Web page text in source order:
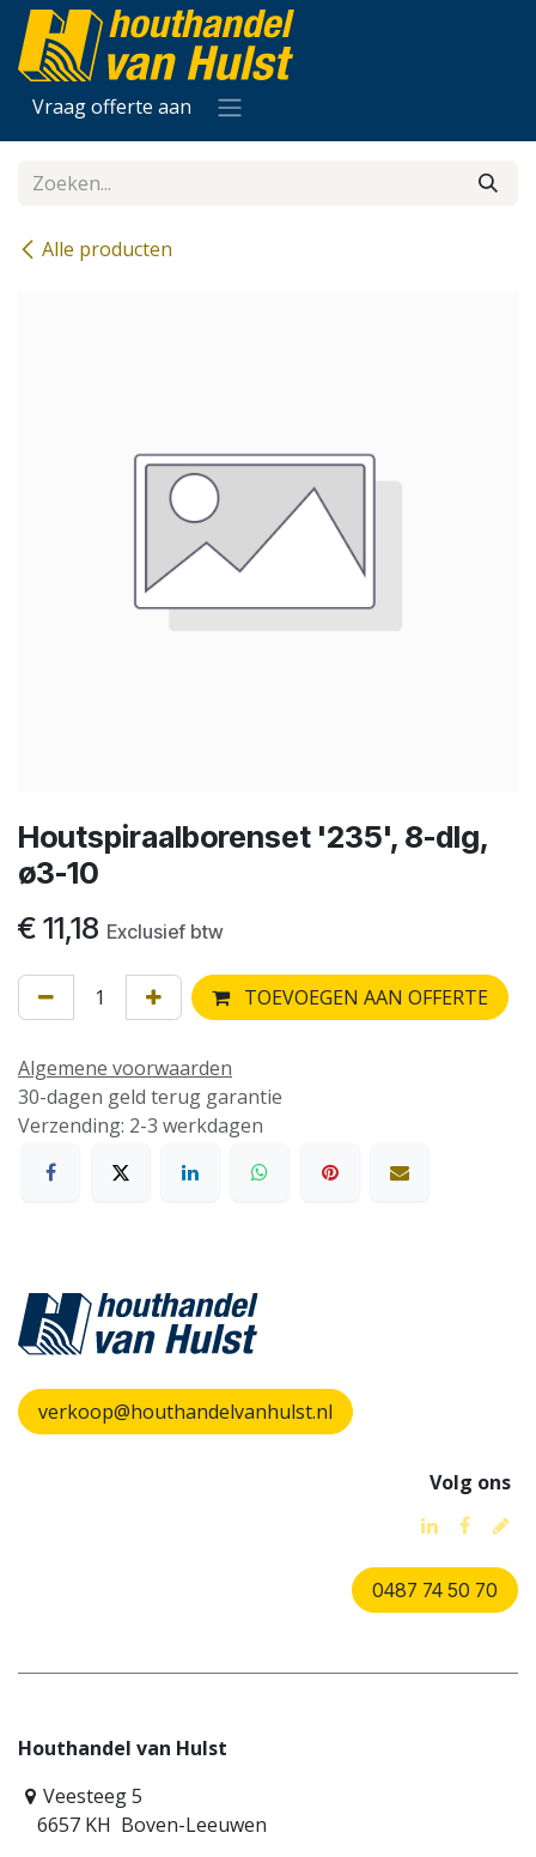
Overslaan naar inhoud
Vraag offerte aan
Alle producten
Houtspiraalborenset '235', 8-dlg,
ø3-10
€ 11,18 Exclusief btw
TOEVOEGEN AAN OFFERTE
Algemene voorwaarden
30-dagen geld terug garantie
Verzending: 2-3 werkdagen
verkoop@houthandelvanhulst.nl
Volg ons
0487 74 50 70
Houthandel van Hulst
Veesteeg 5
6657 KH Boven-Leeuwen